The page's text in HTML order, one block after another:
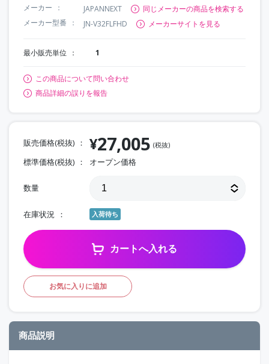
メーカー JAPANNEXT
同じメーカーの商品を検索する
メーカー型番
JN-V32FLFHD メーカーサイトを見る
最小販売単位 1
この商品について問い合わせ
商品詳細の誤りを報告
販売価格(税抜) ¥27,005 (税抜)
標準価格(税抜) オープン価格
数量
在庫状況 入荷待ち
カートへ入れる
お気に入りに追加
商品説明